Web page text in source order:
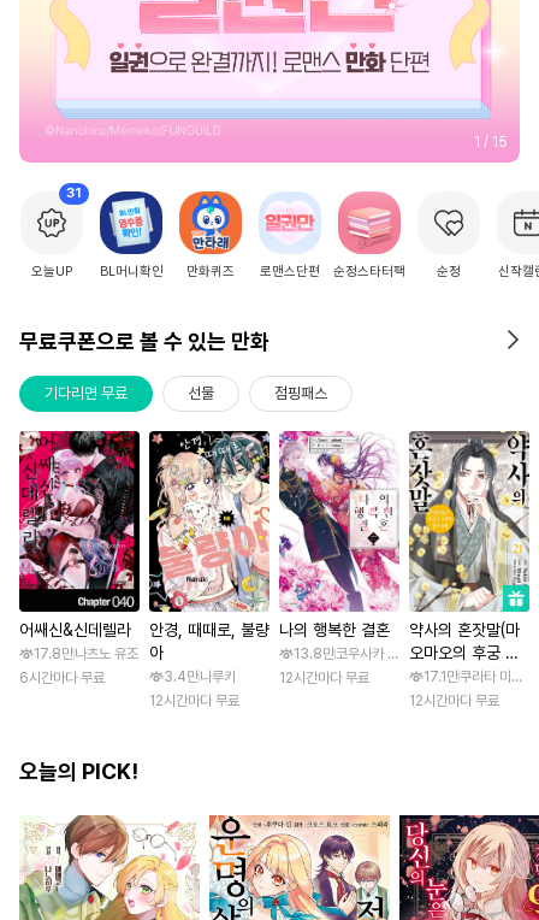
2 / 15
31
오늘UP BL머니확인 만화퀴즈 로맨스단편 순정스타터팩 순정 신작캘
무료쿠폰으로 볼 수 있는 만화
기다리면 무료 선물 점핑패스
어쌔신&신데렐라
17.8만나츠노 유조
6시간마다 무료
안경, 때때로, 불량
아
3.4만나루키
12시간마다 무료
나의 행복한 결혼
13.8만코우사카 리토 / 아기토기 아쿠미
12시간마다 무료
약사의 혼잣말(마
오마오의 후궁 수
수께끼 풀이수첩)
17.1만쿠라타 미노
12시간마다 무료
오늘의 PICK!